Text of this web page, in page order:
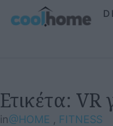
Ετικέτα: VR
in@HOME , FITNESS